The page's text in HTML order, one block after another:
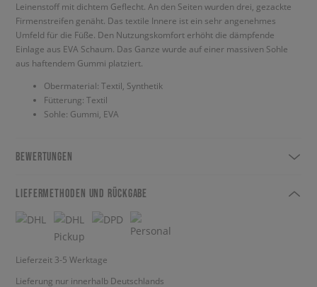
Leinenstoff mit dichtem Geflecht. An den Seiten wurden drei, gezackte
Firmenstreifen genäht. Das textile Innere ist ein sehr angenehmes
Umfeld für die Füße. Den Nutzungskomfort erhöht die dämpfende
Einlage aus EVA Schaum. Das Ganze wurde auf einer massiven Sohle
aus haftendem Gummi platziert.
Obermaterial: Textil, Synthetik
Fütterung: Textil
Sohle: Gummi, EVA
BEWERTUNGEN
LIEFERMETHODEN UND RÜCKGABE
Lieferzeit 3-5 Werktage
Lieferung nur innerhalb Deutschlands